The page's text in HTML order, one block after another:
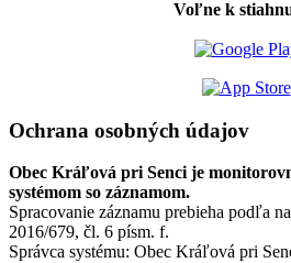
Voľne k
Ochrana osobných údajov
Obec Kráľová pri Senci je
systémom so záznamom.
Spracovanie záznamu prebieha podľa
2016/679, čl. 6 písm. f.
Správca systému: Obec Kráľová pri